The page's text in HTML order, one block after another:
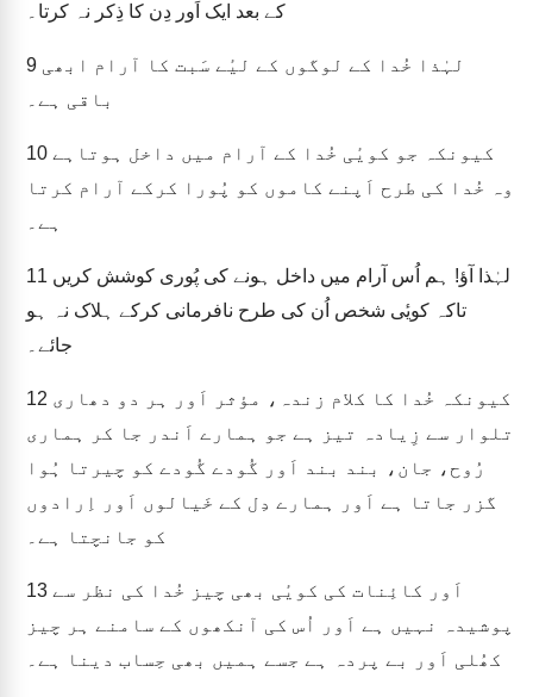
کے بعد ایک اَور دِن کا ذِکر نہ کرتا۔
9
باقی ہے۔
10
وہ خُدا کی طرح اَپنے کاموں کو پُورا کرکے آرام کرتا
ہے۔
11
تاکہ کویٔی شخص اُن کی طرح نافرمانی کرکے ہلاک نہ ہو
جائے۔
12
تلوار سے زِیادہ تیز ہے جو ہمارے اَندر جا کر ہماری
رُوح، جان، بند بند اَور گُودے گُودے کو چیرتا ہُوا
گزر جاتا ہے اَور ہمارے دِل کے خَیالوں اَور اِرادوں
کو جانچتا ہے۔
13
پوشیدہ نہیں ہے اَور اُس کی آنکھوں کے سامنے ہر چیز
کھُلی اَور بے پردہ ہے جسے ہمیں بھی حِساب دینا ہے۔